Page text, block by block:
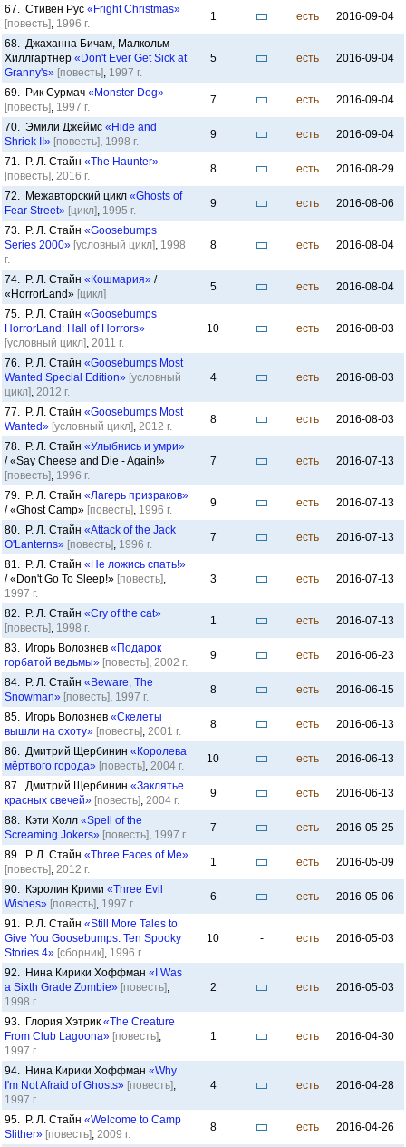
67. Стивен Рус «Fright Christmas»
[повесть], 1996 г.
1 есть 2016-09-04
68. Джаханна Бичам, Малкольм
Хиллгартнер «Don't Ever Get Sick at
Granny's» [повесть], 1997 г.
5 есть 2016-09-04
69. Рик Сурмач «Monster Dog»
[повесть], 1997 г.
7 есть 2016-09-04
70. Эмили Джеймс «Hide and
Shriek II» [повесть], 1998 г.
9 есть 2016-09-04
71. Р. Л. Стайн «The Haunter»
[повесть], 2016 г.
8 есть 2016-08-29
72. Межавторский цикл «Ghosts of
Fear Street» [цикл], 1995 г.
9 есть 2016-08-06
73. Р. Л. Стайн «Goosebumps
Series 2000» [условный цикл], 1998
г.
8 есть 2016-08-04
74. Р. Л. Стайн «Кошмария» /
«HorrorLand» [цикл]
5 есть 2016-08-04
75. Р. Л. Стайн «Goosebumps
HorrorLand: Hall of Horrors»
[условный цикл], 2011 г.
10 есть 2016-08-03
76. Р. Л. Стайн «Goosebumps Most
Wanted Special Edition» [условный
цикл], 2012 г.
4 есть 2016-08-03
77. Р. Л. Стайн «Goosebumps Most
Wanted» [условный цикл], 2012 г.
8 есть 2016-08-03
78. Р. Л. Стайн «Улыбнись и умри»
/ «Say Cheese and Die - Again!»
[повесть], 1996 г.
7 есть 2016-07-13
79. Р. Л. Стайн «Лагерь призраков»
/ «Ghost Camp» [повесть], 1996 г.
9 есть 2016-07-13
80. Р. Л. Стайн «Attack of the Jack
O'Lanterns» [повесть], 1996 г.
7 есть 2016-07-13
81. Р. Л. Стайн «Не ложись спать!»
/ «Don't Go To Sleep!» [повесть],
1997 г.
3 есть 2016-07-13
82. Р. Л. Стайн «Cry of the cat»
[повесть], 1998 г.
1 есть 2016-07-13
83. Игорь Волознев «Подарок
горбатой ведьмы» [повесть], 2002 г.
9 есть 2016-06-23
84. Р. Л. Стайн «Beware, The
Snowman» [повесть], 1997 г.
8 есть 2016-06-15
85. Игорь Волознев «Скелеты
вышли на охоту» [повесть], 2001 г.
8 есть 2016-06-13
86. Дмитрий Щербинин «Королева
мёртвого города» [повесть], 2004 г.
10 есть 2016-06-13
87. Дмитрий Щербинин «Заклятье
красных свечей» [повесть], 2004 г.
9 есть 2016-06-13
88. Кэти Холл «Spell of the
Screaming Jokers» [повесть], 1997 г.
7 есть 2016-05-25
89. Р. Л. Стайн «Three Faces of Me»
[повесть], 2012 г.
1 есть 2016-05-09
90. Кэролин Крими «Three Evil
Wishes» [повесть], 1997 г.
6 есть 2016-05-06
91. Р. Л. Стайн «Still More Tales to
Give You Goosebumps: Ten Spooky
Stories 4» [сборник], 1996 г.
10 - есть 2016-05-03
92. Нина Кирики Хоффман «I Was
a Sixth Grade Zombie» [повесть],
1998 г.
2 есть 2016-05-03
93. Глория Хэтрик «The Creature
From Club Lagoona» [повесть],
1997 г.
1 есть 2016-04-30
94. Нина Кирики Хоффман «Why
I'm Not Afraid of Ghosts» [повесть],
1997 г.
4 есть 2016-04-28
95. Р. Л. Стайн «Welcome to Camp
Slither» [повесть], 2009 г.
8 есть 2016-04-26